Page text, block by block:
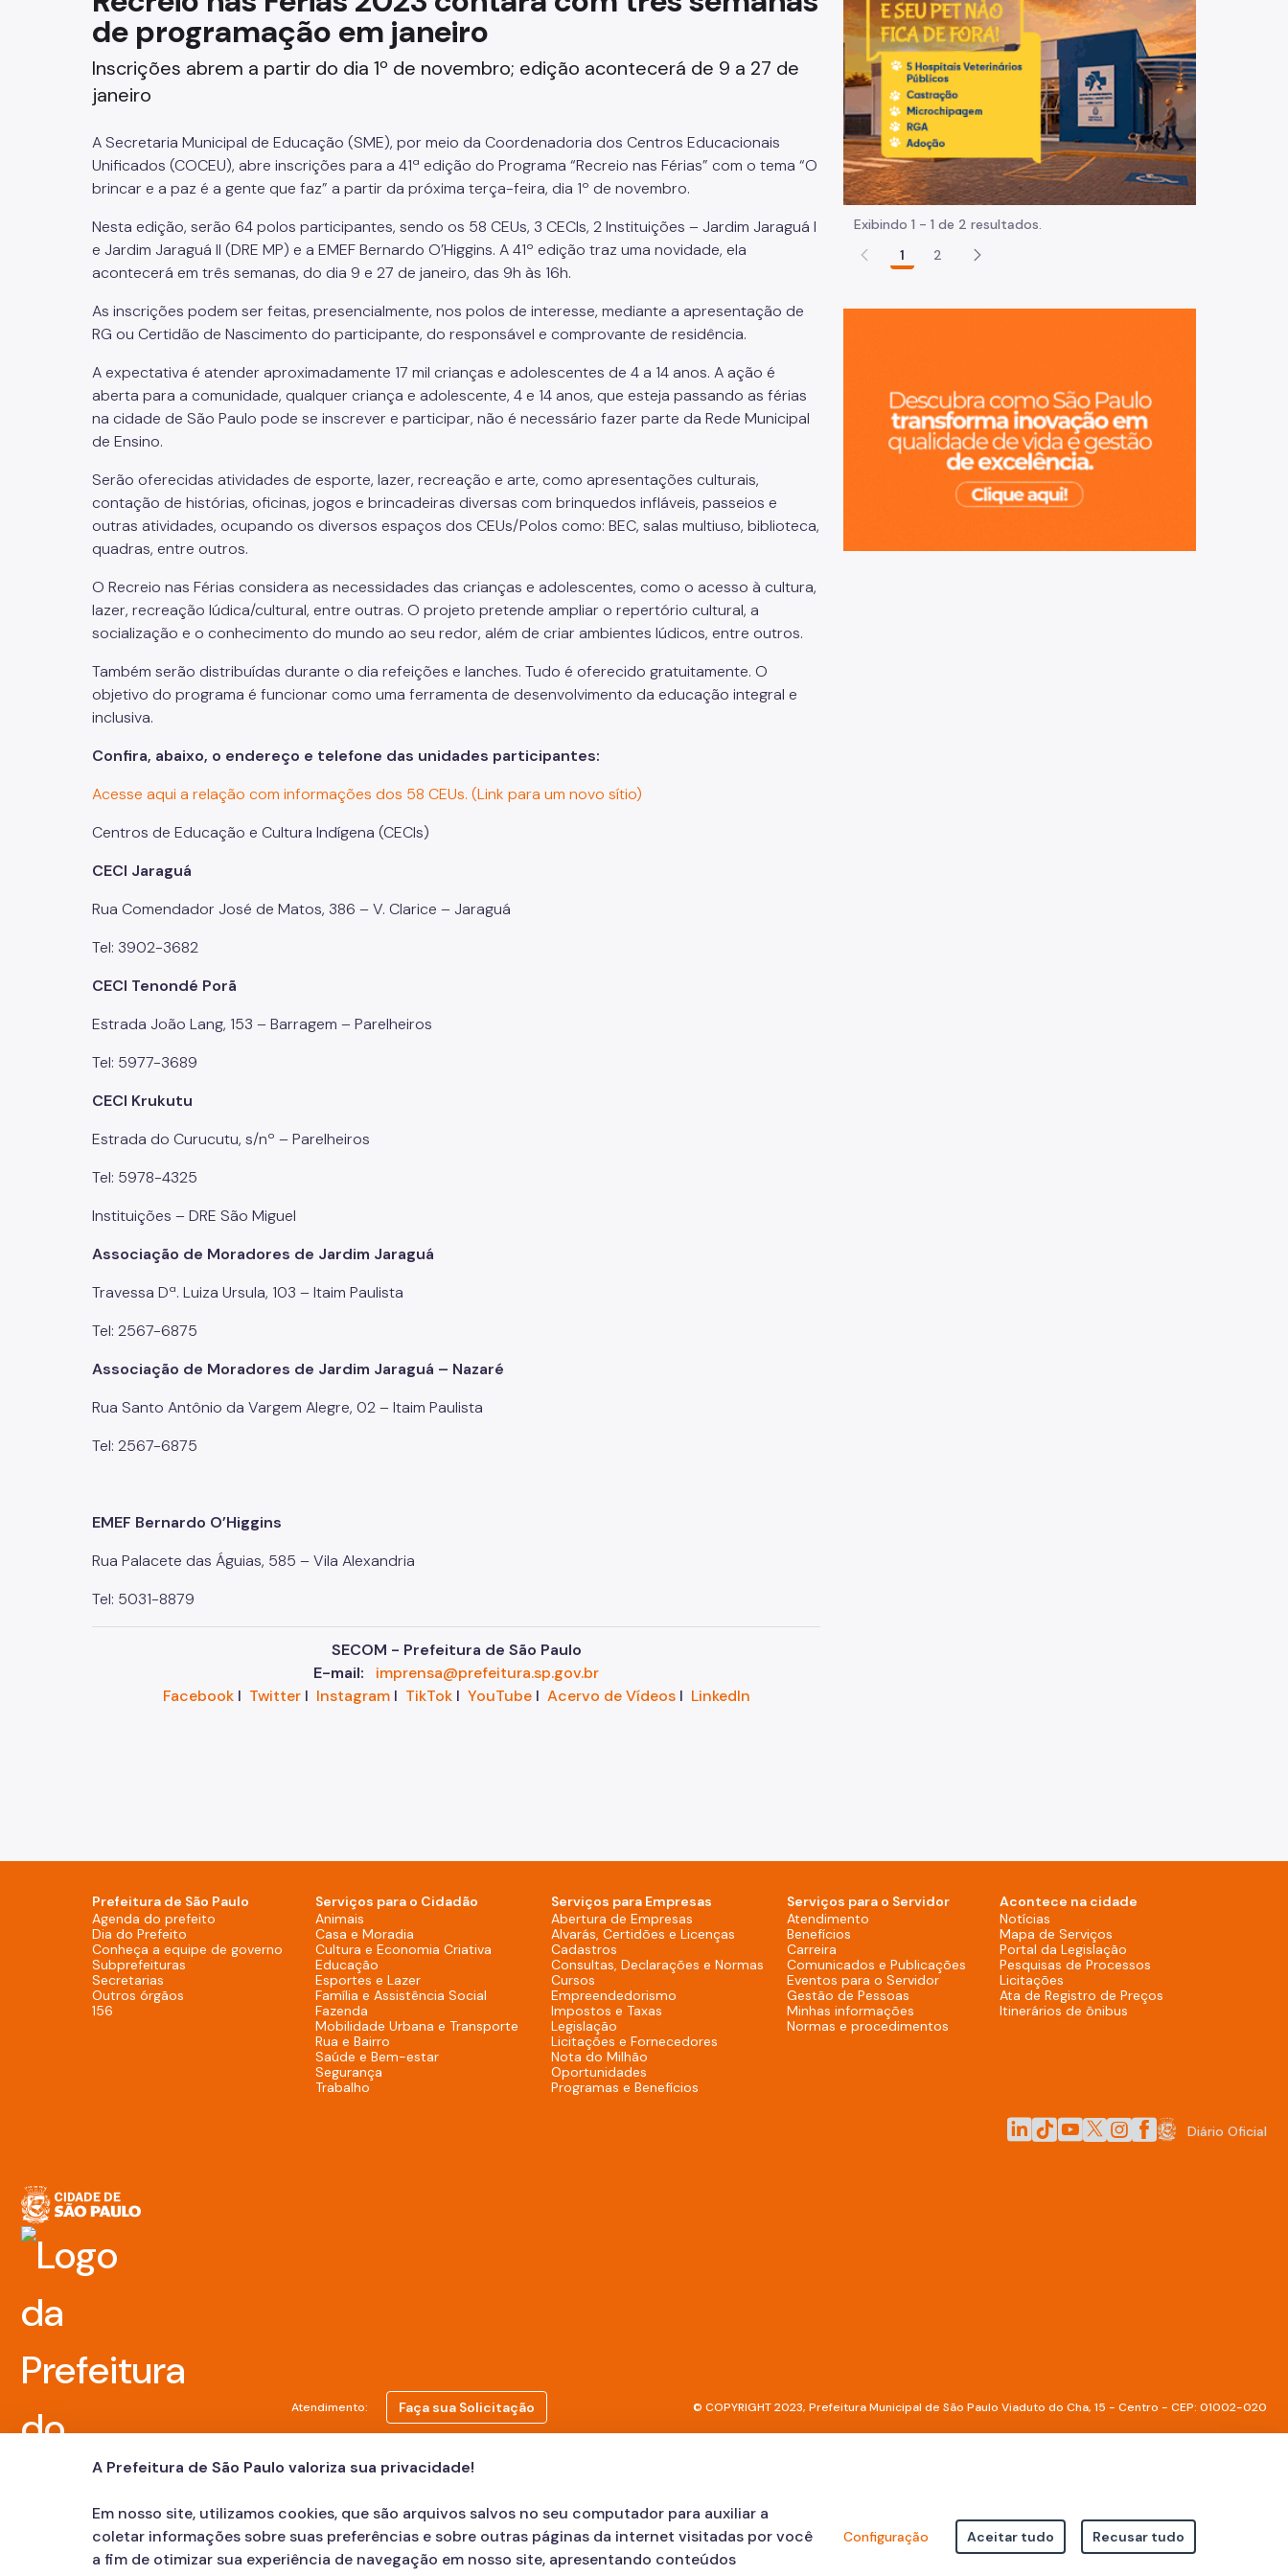
Funerários e Cemiteriais
Rua e Bairro
Segurança
Trabalho
Legislação
Nota do Milhão
Programas e Benefícios
Normas e procedimentos
de programação em janeiro
Inscrições abrem a partir do dia 1º de novembro; edição acontecerá de 9 a 27 de
janeiro
A Secretaria Municipal de Educação (SME), por meio da Coordenadoria dos Centros Educacionais
Unificados (COCEU), abre inscrições para a 41ª edição do Programa “Recreio nas Férias” com o tema “O
brincar e a paz é a gente que faz” a partir da próxima terça-feira, dia 1º de novembro.
Nesta edição, serão 64 polos participantes, sendo os 58 CEUs, 3 CECIs, 2 Instituições – Jardim Jaraguá I
e Jardim Jaraguá II (DRE MP) e a EMEF Bernardo O’Higgins. A 41º edição traz uma novidade, ela
acontecerá em três semanas, do dia 9 e 27 de janeiro, das 9h às 16h.
As inscrições podem ser feitas, presencialmente, nos polos de interesse, mediante a apresentação de
RG ou Certidão de Nascimento do participante, do responsável e comprovante de residência.
A expectativa é atender aproximadamente 17 mil crianças e adolescentes de 4 a 14 anos. A ação é
aberta para a comunidade, qualquer criança e adolescente, 4 e 14 anos, que esteja passando as férias
na cidade de São Paulo pode se inscrever e participar, não é necessário fazer parte da Rede Municipal
de Ensino.
Serão oferecidas atividades de esporte, lazer, recreação e arte, como apresentações culturais,
contação de histórias, oficinas, jogos e brincadeiras diversas com brinquedos infláveis, passeios e
outras atividades, ocupando os diversos espaços dos CEUs/Polos como: BEC, salas multiuso, biblioteca,
quadras, entre outros.
O Recreio nas Férias considera as necessidades das crianças e adolescentes, como o acesso à cultura,
lazer, recreação lúdica/cultural, entre outras. O projeto pretende ampliar o repertório cultural, a
socialização e o conhecimento do mundo ao seu redor, além de criar ambientes lúdicos, entre outros.
Também serão distribuídas durante o dia refeições e lanches. Tudo é oferecido gratuitamente. O
objetivo do programa é funcionar como uma ferramenta de desenvolvimento da educação integral e
inclusiva.
Confira, abaixo, o endereço e telefone das unidades participantes:
Acesse aqui a relação com informações dos 58 CEUs. (Link para um novo sítio)
Centros de Educação e Cultura Indígena (CECIs)
CECI Jaraguá
Rua Comendador José de Matos, 386 – V. Clarice – Jaraguá
Tel: 3902-3682
CECI Tenondé Porã
Estrada João Lang, 153 – Barragem – Parelheiros
Tel: 5977-3689
CECI Krukutu
Estrada do Curucutu, s/nº – Parelheiros
Tel: 5978-4325
Instituições – DRE São Miguel
Associação de Moradores de Jardim Jaraguá
Travessa Dª. Luiza Ursula, 103 – Itaim Paulista
Tel: 2567-6875
Associação de Moradores de Jardim Jaraguá – Nazaré
Rua Santo Antônio da Vargem Alegre, 02 – Itaim Paulista
Tel: 2567-6875
EMEF Bernardo O’Higgins
Rua Palacete das Águias, 585 – Vila Alexandria
Tel: 5031-8879
SECOM - Prefeitura de São Paulo
E-mail:
imprensa@prefeitura.sp.gov.br
FacebookI TwitterI InstagramI TikTokI YouTubeI Acervo de VídeosI LinkedIn
Exibindo 1 - 1 de 2 resultados.
1
2
Prefeitura de São Paulo
Agenda do prefeito Agenda do prefeito (Rodapé - Desktop)
Dia do Prefeito Dia do Prefeito (Rodapé - Desktop)
Conheça a equipe de governo Conheça a equipe de governo (Rodapé - Desktop)
Subprefeituras Subprefeituras (Rodapé - Desktop)
Secretarias Secretarias (Rodapé - Desktop)
Outros órgãos Outros órgãos (Rodapé - Desktop)
156
Serviços para o Cidadão
Animais
Casa e Moradia
Cultura e Economia Criativa
Educação
Esportes e Lazer
Família e Assistência Social
Fazenda
Mobilidade Urbana e Transporte
Rua e Bairro
Saúde e Bem-estar
Segurança
Trabalho
Serviços para Empresas
Abertura de Empresas
Alvarás, Certidões e Licenças
Cadastros
Consultas, Declarações e Normas
Cursos
Empreendedorismo
Impostos e Taxas
Legislação
Licitações e Fornecedores
Nota do Milhão
Oportunidades
Programas e Benefícios
Serviços para o Servidor
Atendimento
Benefícios
Carreira
Comunicados e Publicações
Eventos para o Servidor
Gestão de Pessoas
Minhas informações
Normas e procedimentos
Acontece na cidade
NotíciasNotícias (Rodapé - Desktop)
Mapa de ServiçosMapa de Serviços
Portal da LegislaçãoPortal da Legislação
Pesquisas de ProcessosPesquisas de
LicitaçõesLicitações (Rodapé - Desktop)
Ata de Registro de PreçosAta de Registro de
Itinerários de ônibusItinerários de ônibus
LinkedIn da Prefeitura de São Paulo
TikTok da Prefeitura de São Paulo
YouTube da Prefeitura de São Paulo
X da Prefeitura de São Paulo
Instagram da Prefeitura de
Facebook da Prefeitura
Diário Oficial
Atendimento: Faça sua Solicitação © COPYRIGHT 2023, Prefeitura Municipal de São Paulo Viaduto do Cha, 15 - Centro - CEP: 01002-020
A Prefeitura de São Paulo valoriza sua privacidade!
Em nosso site, utilizamos cookies, que são arquivos salvos no seu computador para auxiliar a
coletar informações sobre suas preferências e sobre outras páginas da internet visitadas por você
a fim de otimizar sua experiência de navegação em nosso site, apresentando conteúdos
Configuração Aceitar tudo Recusar tudo